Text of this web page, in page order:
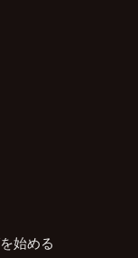
始める